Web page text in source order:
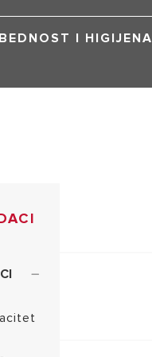
I HIGIJENA